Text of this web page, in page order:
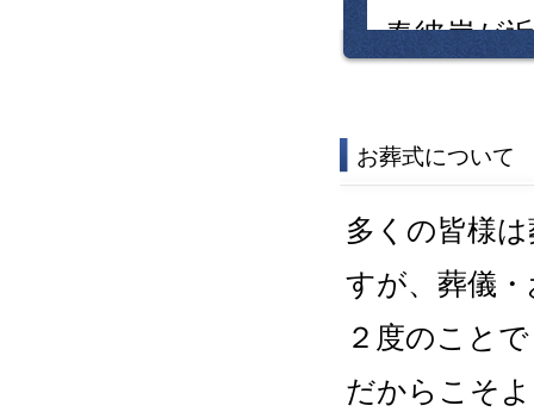
春彼岸が
お墓参り
う。
2026/01/01
新年明け
本年もお
お葬式について
多くの皆様
すが、葬儀
２度のこと
だからこそ